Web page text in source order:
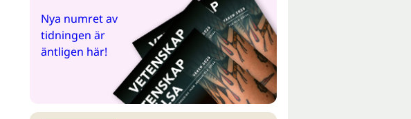
Nya numret av
tidningen är
äntligen här!